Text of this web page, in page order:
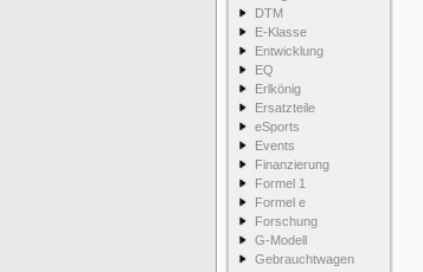
DTM
E-Klasse
Entwicklung
EQ
Erlkönig
Ersatzteile
eSports
Events
Finanzierung
Formel 1
Formel e
Forschung
G-Modell
Gebrauchtwagen